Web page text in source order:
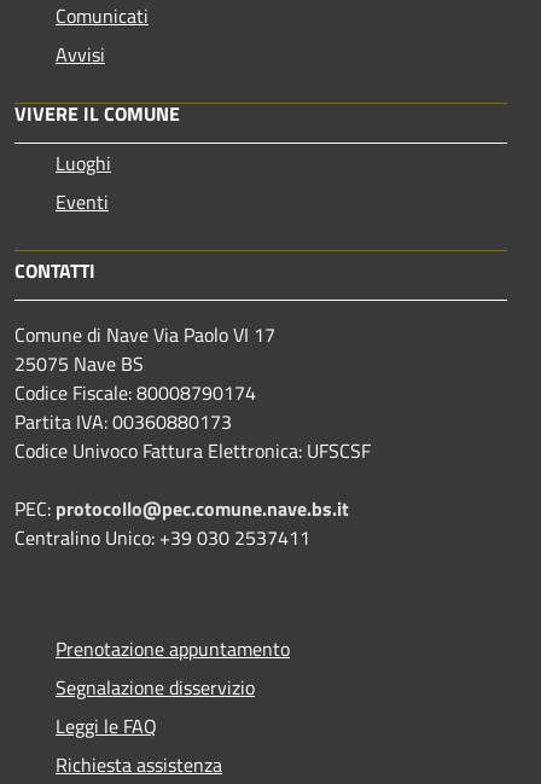
Comunicati
Avvisi
VIVERE IL COMUNE
Luoghi
Eventi
CONTATTI
Comune di Nave Via Paolo VI 17
25075 Nave BS
Codice Fiscale: 80008790174
Partita IVA: 00360880173
Codice Univoco Fattura Elettronica: UFSCSF
PEC: protocollo@pec.comune.nave.bs.it
Centralino Unico: +39 030 2537411
Prenotazione appuntamento
Segnalazione disservizio
Leggi le FAQ
Richiesta assistenza